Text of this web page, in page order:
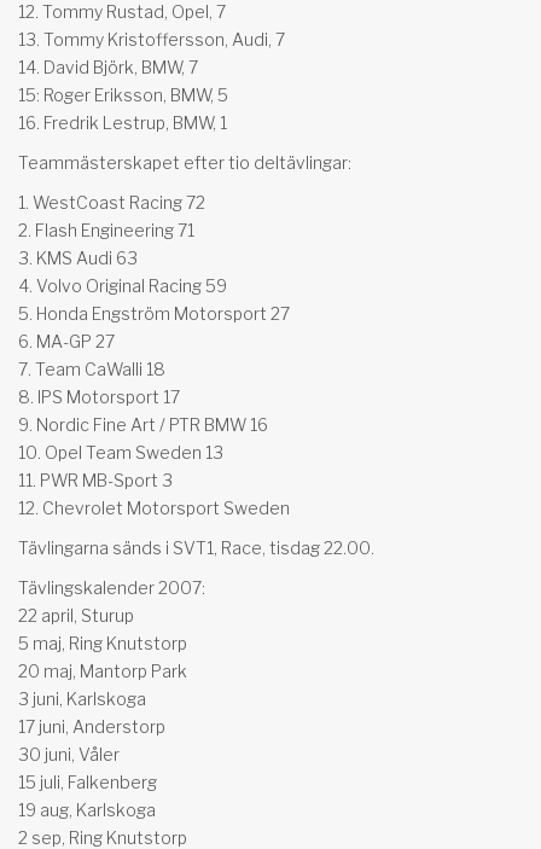
12. Tommy Rustad, Opel, 7
13. Tommy Kristoffersson, Audi, 7
14. David Björk, BMW, 7
15: Roger Eriksson, BMW, 5
16. Fredrik Lestrup, BMW, 1
Teammästerskapet efter tio deltävlingar:
1. WestCoast Racing 72
2. Flash Engineering 71
3. KMS Audi 63
4. Volvo Original Racing 59
5. Honda Engström Motorsport 27
6. MA-GP 27
7. Team CaWalli 18
8. IPS Motorsport 17
9. Nordic Fine Art / PTR BMW 16
10. Opel Team Sweden 13
11. PWR MB-Sport 3
12. Chevrolet Motorsport Sweden
Tävlingarna sänds i SVT1, Race, tisdag 22.00.
Tävlingskalender 2007:
22 april, Sturup
5 maj, Ring Knutstorp
20 maj, Mantorp Park
3 juni, Karlskoga
17 juni, Anderstorp
30 juni, Våler
15 juli, Falkenberg
19 aug, Karlskoga
2 sep, Ring Knutstorp